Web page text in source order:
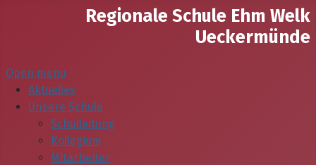
Regionale Schule Ehm Welk
Ueckermünde
Open menu
Aktuelles
Unsere Schule
Schulleitung
Kollegium
Mitarbeiter